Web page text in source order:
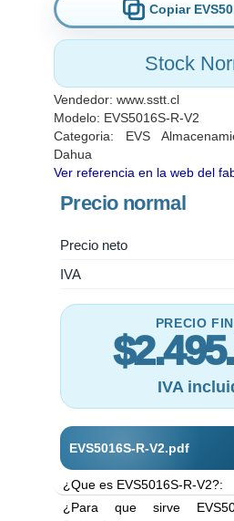
Copiar
Stock
Vendedor: www.sstt.cl
Modelo: EVS5016S-R-V2
Categoria: EVS
Dahua
Ver referencia en la web del
Precio normal
Precio neto
IVA
PRECIO
IVA
EVS5016S-R-V2.pdf
¿Que es EVS5016S-R-V2?:
- Servidor de
¿Para que sirve